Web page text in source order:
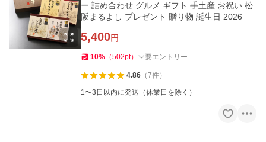
ー 詰め合わせ グルメ ギフト 手土産 お祝い 松
阪まるよし プレゼント 贈り物 誕生日 2026
5,400円
10% （502pt） 要エントリー
4.86（7件）
1〜3日以内に発送（休業日を除く）